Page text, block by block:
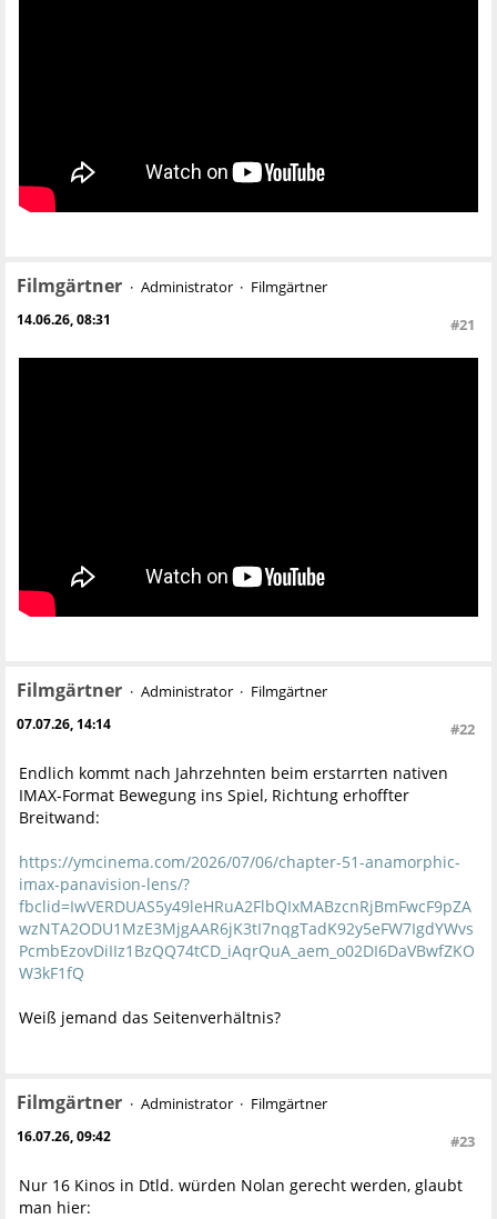
Filmgärtner Administrator Filmgärtner
14.06.26, 08:31 #21
Filmgärtner Administrator Filmgärtner
07.07.26, 14:14 #22
Endlich kommt nach Jahrzehnten beim erstarrten nativen
IMAX-Format Bewegung ins Spiel, Richtung erhoffter
Breitwand:
https://ymcinema.com/2026/07/06/chapter-51-anamorphic-
imax-panavision-lens/?
fbclid=IwVERDUAS5y49leHRuA2FlbQIxMABzcnRjBmFwcF9pZA
wzNTA2ODU1MzE3MjgAAR6jK3tI7nqgTadK92y5eFW7IgdYWvs
PcmbEzovDiIIz1BzQQ74tCD_iAqrQuA_aem_o02DI6DaVBwfZKO
W3kF1fQ
Weiß jemand das Seitenverhältnis?
Filmgärtner Administrator Filmgärtner
16.07.26, 09:42 #23
Nur 16 Kinos in Dtld. würden Nolan gerecht werden, glaubt
man hier: